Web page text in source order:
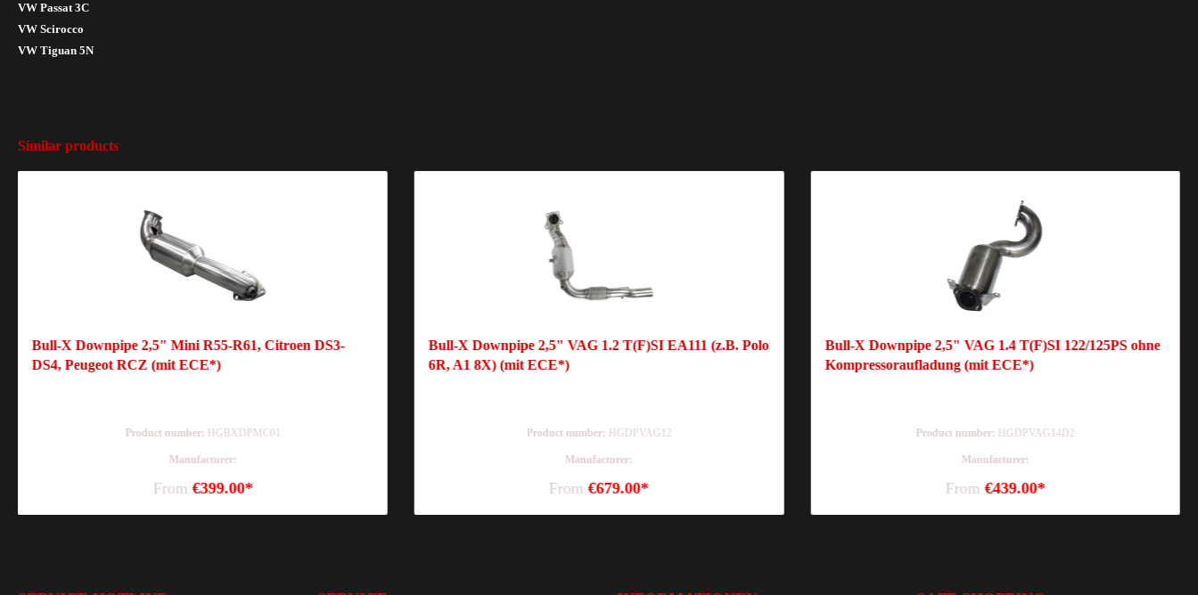
VW Passat 3C
VW Scirocco
VW Tiguan 5N
Similar products
Bull-X Downpipe 2,5" Mini R55-R61, Citroen DS3-
DS4, Peugeot RCZ (mit ECE*)
Product number: HGBXDPMC01
Manufacturer:
From€399.00*
Bull-X Downpipe 2,5" VAG 1.2 T(F)SI EA111 (z.B. Polo
6R, A1 8X) (mit ECE*)
Product number: HGDPVAG12
Manufacturer:
From€679.00*
Bull-X Downpipe 2,5" VAG 1.4 T(F)SI 122/125PS ohne
Kompressoraufladung (mit ECE*)
Product number: HGDPVAG14D2
Manufacturer:
From€439.00*